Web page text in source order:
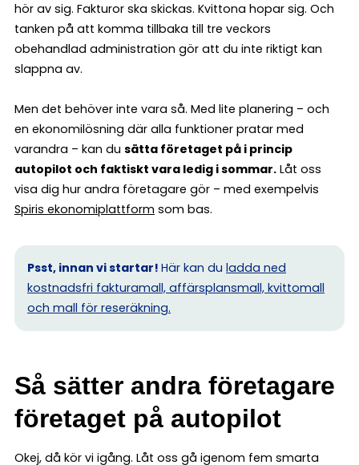
hör av sig. Fakturor ska skickas. Kvittona hopar sig. Och
tanken på att komma tillbaka till tre veckors
obehandlad administration gör att du inte riktigt kan
slappna av.
Men det behöver inte vara så. Med lite planering – och
en ekonomilösning där alla funktioner pratar med
varandra – kan du sätta företaget på i princip
autopilot och faktiskt vara ledig i sommar. Låt oss
visa dig hur andra företagare gör – med exempelvis
Spiris ekonomiplattform som bas.
Psst, innan vi startar! Här kan du ladda ned
kostnadsfri fakturamall, affärsplansmall, kvittomall
och mall för reseräkning.
Så sätter andra företagare
företaget på autopilot
Okej, då kör vi igång. Låt oss gå igenom fem smarta